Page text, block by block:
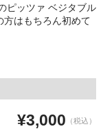
ピッツァ ベジタブル
はもちろん初めて
¥3,000 （税込）